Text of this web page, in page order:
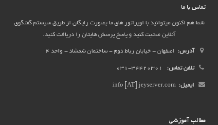
تماس با ما
شما هم اکنون میتوانید با اوپراتور های ما بصورت رایگان از طریق سیستم گفتگوی
آنلاین صحبت کنید و پاسخ پرسش هایتان را دریافت کنید.
آدرس: اصفهان - خیابان رباط دوم - ساختمان شمشاد - واحد 4
تلفن تماس:
ایمیل:
مطالب آموزشی